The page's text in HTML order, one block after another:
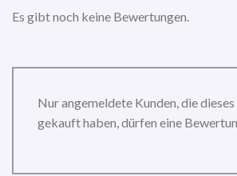
Es gibt noch keine Bewertungen.
Nur angemeldete Kunden, die
gekauft haben, dürfen eine